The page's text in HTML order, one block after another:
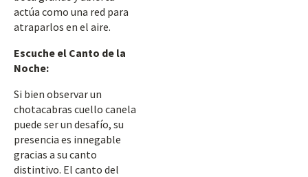
actúa como una red para
atraparlos en el aire.
Escuche el Canto de la
Noche:
Si bien observar un
chotacabras cuello canela
puede ser un desafío, su
presencia es innegable
gracias a su canto
distintivo. El canto del